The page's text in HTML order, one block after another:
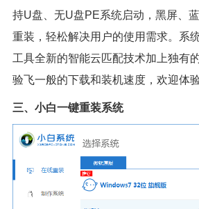
持U盘、无U盘PE系统启动，黑屏、
重装，轻松解决用户的使用需求。系
工具全新的智能云匹配技术加上独有
验飞一般的下载和装机速度，欢迎体验
三、小白一键重装系统